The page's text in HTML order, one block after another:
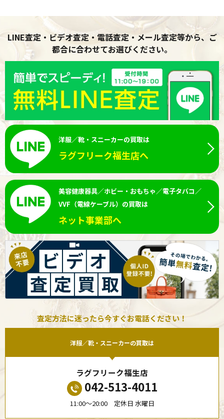
LINE査定・ビデオ査定・電話査定・メール査定等から、ご
都合に合わせてお選びください。
洋服／靴・スニーカーの買取は
ラグフリーク福生店へ
美容健康器具／ホビー・おもちゃ／電子タバコ／
VVF（電線ケーブル）の買取は
ネット事業部へ
査定方法に迷ったら今すぐお電話ください！
洋服／靴・スニーカーの買取は
ラグフリーク福生店
042-513-4011
11:00〜20:00 定休日 水曜日